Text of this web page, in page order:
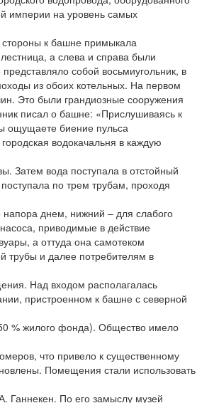
империи на уровень самых
к башне примыкала
а слева и справа были
собой восьмиугольник, в
из обоих котельных. На первом
Это были грандиозные сооружения
писал о башне: «Прислушиваясь к
ощущаете биение пульса
водокачальня в каждую
Затем вода поступала в отстойный
по трем трубам, проходя
напора днем, нижний – для слабого
приводимые в действие
а оттуда она самотеком
трубы и далее потребителям в
Над входом располагалась
пристроенном к башне с северной
% жилого фонда). Общество имело
что привело к существенному
Помещения стали использовать
Ганнекен. По его замыслу музей